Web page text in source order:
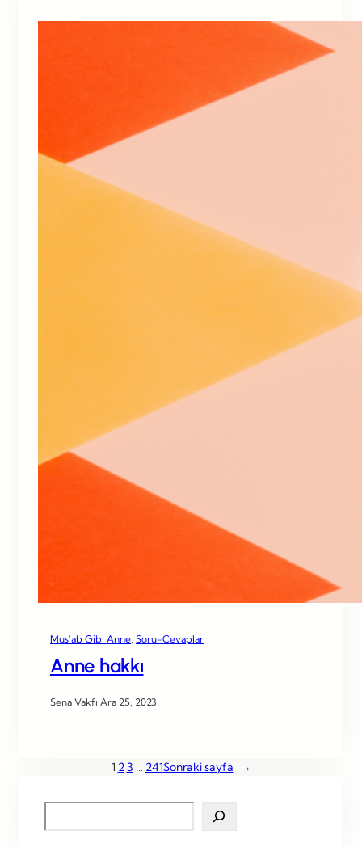
Mus’ab Gibi Anne Soru-Cevaplar
Anne hakkı
Sena Vakfı·Ara 25, 2023
1 23 … 241Sonraki sayfa →
e